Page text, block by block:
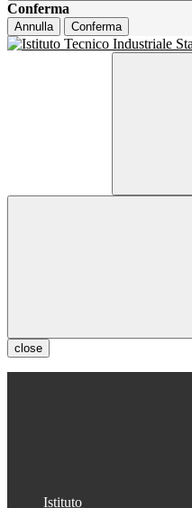
Conferma
Annulla Conferma
close
Istituto